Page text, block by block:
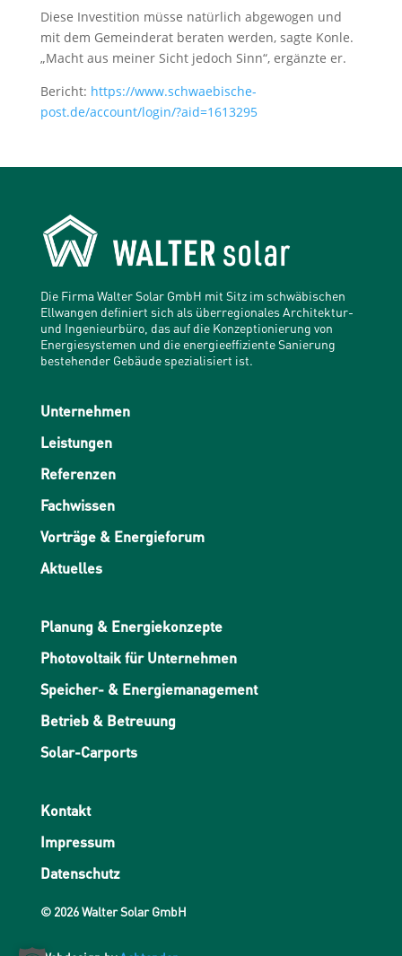
Diese Investition müsse natürlich abgewogen und
mit dem Gemeinderat beraten werden, sagte Konle.
„Macht aus meiner Sicht jedoch Sinn“, ergänzte er.
Bericht: https://www.schwaebische-
post.de/account/login/?aid=1613295
Die Firma Walter Solar GmbH mit Sitz im schwäbischen
Ellwangen definiert sich als überregionales Architektur-
und Ingenieurbüro, das auf die Konzeptionierung von
Energiesystemen und die energieeffiziente Sanierung
bestehender Gebäude spezialisiert ist.
Unternehmen
Leistungen
Referenzen
Fachwissen
Vorträge & Energieforum
Aktuelles
Planung & Energiekonzepte
Photovoltaik für Unternehmen
Speicher- & Energiemanagement
Betrieb & Betreuung
Solar-Carports
Kontakt
Impressum
Datenschutz
© 2026 Walter Solar GmbH